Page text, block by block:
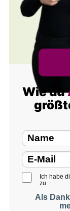
Wie du
Ich habe
zu
Als